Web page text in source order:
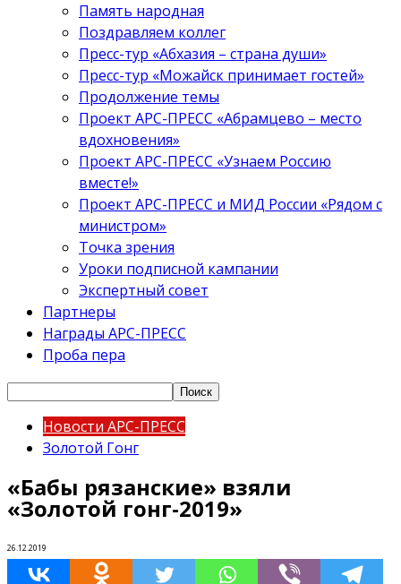
Память народная
Поздравляем коллег
Пресс-тур «Абхазия – страна души»
Пресс-тур «Можайск принимает гостей»
Продолжение темы
Проект АРС-ПРЕСС «Абрамцево – место
вдохновения»
Проект АРС-ПРЕСС «Узнаем Россию
вместе!»
Проект АРС-ПРЕСС и МИД России «Рядом с
министром»
Точка зрения
Уроки подписной кампании
Экспертный совет
Партнеры
Награды АРС-ПРЕСС
Проба пера
Новости АРС-ПРЕСС
Золотой Гонг
«Бабы рязанские» взяли
«Золотой гонг-2019»
26.12.2019